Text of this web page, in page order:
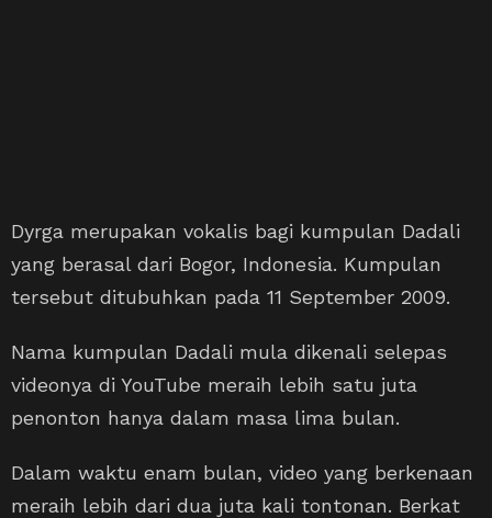
Dyrga merupakan vokalis bagi kumpulan Dadali
yang berasal dari Bogor, Indonesia. Kumpulan
tersebut ditubuhkan pada 11 September 2009.
Nama kumpulan Dadali mula dikenali selepas
videonya di YouTube meraih lebih satu juta
penonton hanya dalam masa lima bulan.
Dalam waktu enam bulan, video yang berkenaan
meraih lebih dari dua juta kali tontonan. Berkat